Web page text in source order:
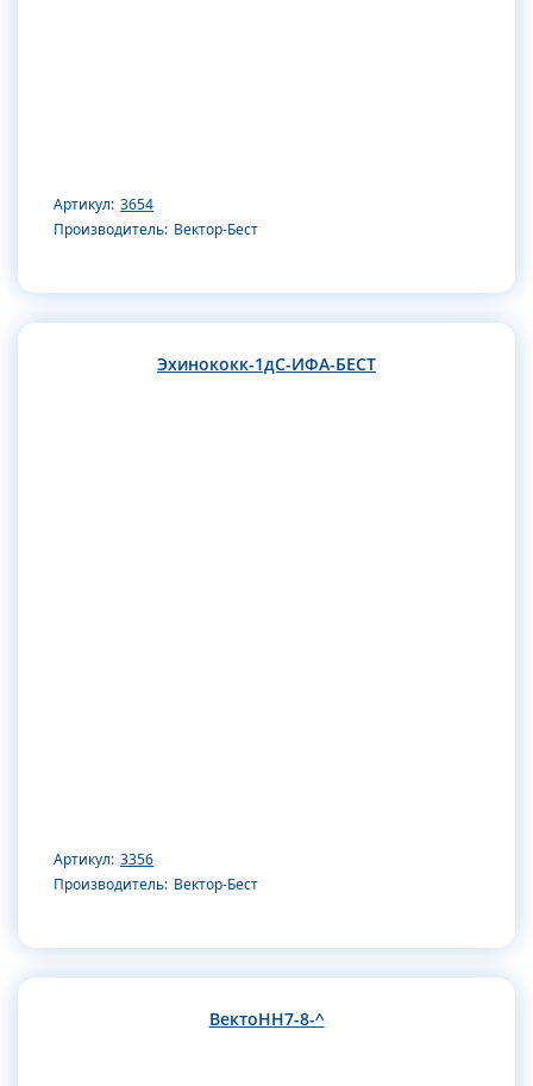
Артикул: 3654
Производитель: Вектор-Бест
Эхинококк-1дС-ИФА-БЕСТ
Артикул: 3356
Производитель: Вектор-Бест
ВектоНН7-8-^